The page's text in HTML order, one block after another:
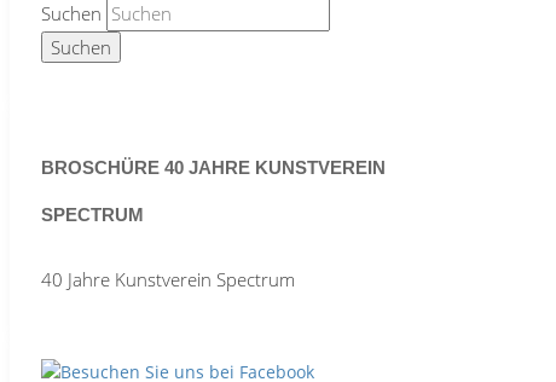
Suchen
BROSCHÜRE 40 JAHRE KUNSTVEREIN
SPECTRUM
40 Jahre Kunstverein Spectrum